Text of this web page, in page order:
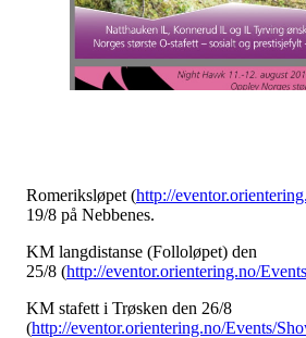
Romeriksløpet (http://
19/8 på Nebbenes.
KM langdistanse (Folloløpet) den
25/8 (http://eventor.orientering.no/
KM stafett i Trøsken den 26/8
(http://eventor.orientering.no/Events/